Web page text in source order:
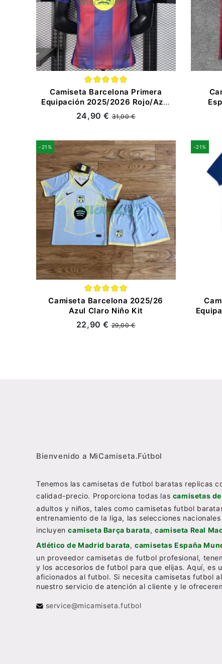
Camiseta Barcelona Primera
Equipación 2025/2026 Rojo/Azul
(EDICIÓN JUGADOR)
24,90 €31,00 €
-21%
Camiseta Barcelona 2025/26
Azul Claro Niño Kit
22,90 €29,00 €
-21%
Bienvenido a MiCamiseta.Fútbol
Tenemos las camisetas de futbol baratas replicas
calidad-precio. Proporciona todas las camisetas
adultos y niños, tales como camisetas futbol
entrenamiento de la liga, las selecciones
incluyencamiseta Barça barata,camiseta Real
Atlético de Madrid barata,camisetas España
un proveedor camisetas de futbol profesional,
y los accesorios de futbol para que elijas. Aquí, es
aficionados al futbol. Si necesita camisetas futbol
nuestro servicio de atención al cliente y le
service@micamiseta.futbol